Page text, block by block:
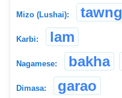
Mizo (Lushai): tawng
Karbi: lam
Nagamese: bakha
Dimasa: garao